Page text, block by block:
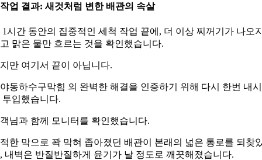
업 결과: 새것처럼 변한 배관의 속살
1시간 동안의 집중적인 세척 작업 끝에, 더 이상 찌꺼기가 나오
맑은 물만 흐르는 것을 확인했습니다.
만 여기서 끝이 아닙니다.
동하수구막힘 의 완벽한 해결을 인증하기 위해 다시 한번 내
투입했습니다.
님과 함께 모니터를 확인했습니다.
한 막으로 꽉 막혀 좁아졌던 배관이 본래의 넓은 통로를 되찾
내벽은 반질반질하게 윤기가 날 정도로 깨끗해졌습니다.